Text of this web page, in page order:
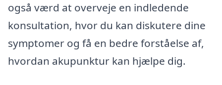
også værd at overveje en indledende
konsultation, hvor du kan diskutere dine
symptomer og få en bedre forståelse af,
hvordan akupunktur kan hjælpe dig.